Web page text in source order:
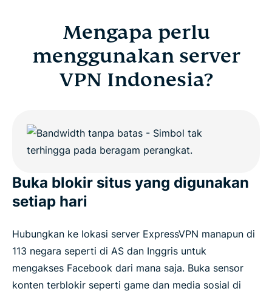
Mengapa perlu
menggunakan server
VPN Indonesia?
Buka blokir situs yang digunakan
setiap hari
Hubungkan ke lokasi server ExpressVPN manapun di
113 negara seperti di AS dan Inggris untuk
mengakses Facebook dari mana saja. Buka sensor
konten terblokir seperti game dan media sosial di